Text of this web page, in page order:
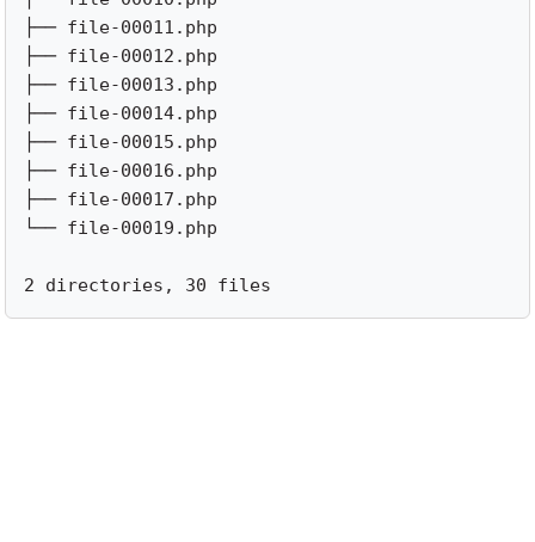
├── file-00011.php
├── file-00012.php
├── file-00013.php
├── file-00014.php
├── file-00015.php
├── file-00016.php
├── file-00017.php
└── file-00019.php
2 directories, 30 files